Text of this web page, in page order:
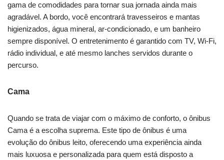
gama de comodidades para tornar sua jornada ainda mais
agradável. A bordo, você encontrará travesseiros e mantas
higienizados, água mineral, ar-condicionado, e um banheiro
sempre disponível. O entretenimento é garantido com TV, Wi-Fi,
rádio individual, e até mesmo lanches servidos durante o
percurso.
Cama
Quando se trata de viajar com o máximo de conforto, o ônibus
Cama é a escolha suprema. Este tipo de ônibus é uma
evolução do ônibus leito, oferecendo uma experiência ainda
mais luxuosa e personalizada para quem está disposto a